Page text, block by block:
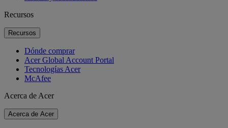
Recursos
Recursos
Dónde comprar
Acer Global Account Portal
Tecnologías Acer
McAfee
Acerca de Acer
Acerca de Acer